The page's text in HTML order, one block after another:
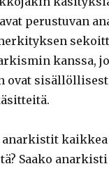
perustuvan
kanssa,
ovat
anarkistit kaikkea
Saako